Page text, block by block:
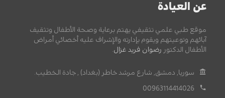
عن العيادة
موقع طبي علمي تثقيفي يهتم برعاية وصحة الأطفال وتثقيف
آبائهم وتوعيتهم ويقوم بإدارته والإشراف عليه أخصائي أمراض
الأطفال الدكتور رضوان فريد غزال
سوريا, دمشق, شارع مرشد خاطر (بغداد) , جادة الخطيب.
00963114414026